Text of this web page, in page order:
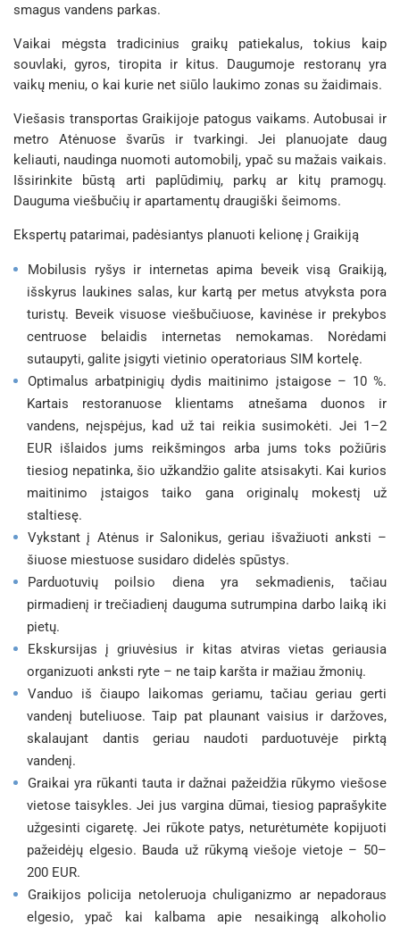
smagus vandens parkas.
Vaikai mėgsta tradicinius graikų patiekalus, tokius kaip
souvlaki,gyros, tiropitair kitus. Daugumoje restoranų yra
vaikų meniu, o kai kurie net siūlo laukimo zonas su žaidimais.
Viešasis transportas Graikijoje patogus vaikams. Autobusai ir
metro Atėnuose švarūs ir tvarkingi. Jei planuojate daug
keliauti, naudinga nuomoti automobilį, ypač su mažais vaikais.
Išsirinkite būstą arti paplūdimių, parkų ar kitų pramogų.
Dauguma viešbučių ir apartamentų draugiški šeimoms.
Ekspertų patarimai, padėsiantys planuoti kelionę į Graikiją
Mobilusis ryšys ir internetas apima beveik visą Graikiją,
išskyrus laukines salas, kur kartą per metus atvyksta pora
turistų. Beveik visuose viešbučiuose, kavinėse ir prekybos
centruose belaidis internetas nemokamas. Norėdami
sutaupyti, galite įsigyti vietinio operatoriaus SIM kortelę.
Optimalus arbatpinigių dydis maitinimo įstaigose – 10 %.
Kartais restoranuose klientams atnešama duonos ir
vandens, neįspėjus, kad už tai reikia susimokėti. Jei 1–2
EUR išlaidos jums reikšmingos arba jums toks požiūris
tiesiog nepatinka, šio užkandžio galite atsisakyti. Kai kurios
maitinimo įstaigos taiko gana originalų mokestį už
staltiesę.
Vykstant į Atėnus ir Salonikus, geriau išvažiuoti anksti –
šiuose miestuose susidaro didelės spūstys.
Parduotuvių poilsio diena yra sekmadienis, tačiau
pirmadienį ir trečiadienį dauguma sutrumpina darbo laiką iki
pietų.
Ekskursijas į griuvėsius ir kitas atviras vietas geriausia
organizuoti anksti ryte – ne taip karšta ir mažiau žmonių.
Vanduo iš čiaupo laikomas geriamu, tačiau geriau gerti
vandenį buteliuose. Taip pat plaunant vaisius ir daržoves,
skalaujant dantis geriau naudoti parduotuvėje pirktą
vandenį.
Graikai yra rūkanti tauta ir dažnai pažeidžia rūkymo viešose
vietose taisykles. Jei jus vargina dūmai, tiesiog paprašykite
užgesinti cigaretę. Jei rūkote patys, neturėtumėte kopijuoti
pažeidėjų elgesio. Bauda už rūkymą viešoje vietoje – 50–
200 EUR.
Graikijos policija netoleruoja chuliganizmo ar nepadoraus
elgesio, ypač kai kalbama apie nesaikingą alkoholio